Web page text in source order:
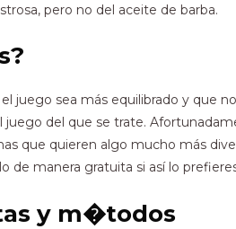
pero no del aceite de barba.
juego sea más equilibrado y que
del que se trate.
que quieren algo mucho más
de manera gratuita si así lo
y m�todos